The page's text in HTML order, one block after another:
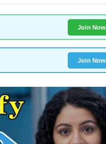
Join Now
Join Now